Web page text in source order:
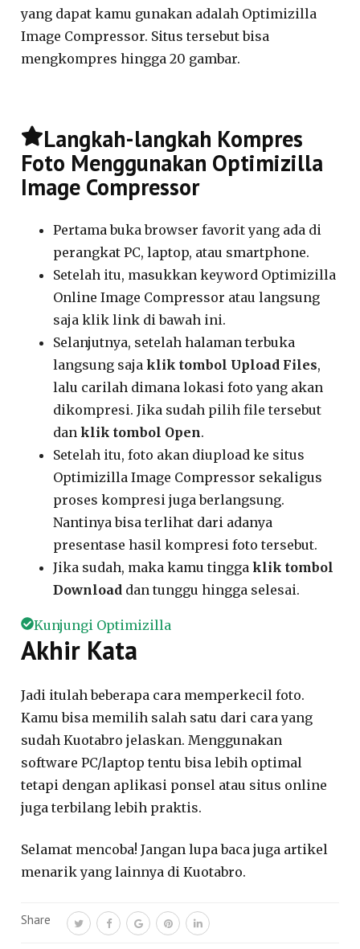
yang dapat kamu gunakan adalah Optimizilla
Image Compressor. Situs tersebut bisa
mengkompres hingga 20 gambar.
Langkah-langkah Kompres
Foto Menggunakan Optimizilla
Image Compressor
Pertama buka browser favorit yang ada di
perangkat PC, laptop, atau smartphone.
Setelah itu, masukkan keyword Optimizilla
Online Image Compressor atau langsung
saja klik link di bawah ini.
Selanjutnya, setelah halaman terbuka
langsung sajaklik tombol Upload Files,
lalu carilah dimana lokasi foto yang akan
dikompresi. Jika sudah pilih file tersebut
danklik tombol Open.
Setelah itu, foto akan diupload ke situs
Optimizilla Image Compressor sekaligus
proses kompresi juga berlangsung.
Nantinya bisa terlihat dari adanya
presentase hasil kompresi foto tersebut.
Jika sudah, maka kamu tinggaklik tombol
Download dan tunggu hingga selesai.
Kunjungi Optimizilla
Akhir Kata
Jadi itulah beberapa cara memperkecil foto.
Kamu bisa memilih salah satu dari cara yang
sudah Kuotabro jelaskan. Menggunakan
software PC/laptop tentu bisa lebih optimal
tetapi dengan aplikasi ponsel atau situs online
juga terbilang lebih praktis.
Selamat mencoba! Jangan lupa baca juga artikel
menarik yang lainnya di Kuotabro.
Share